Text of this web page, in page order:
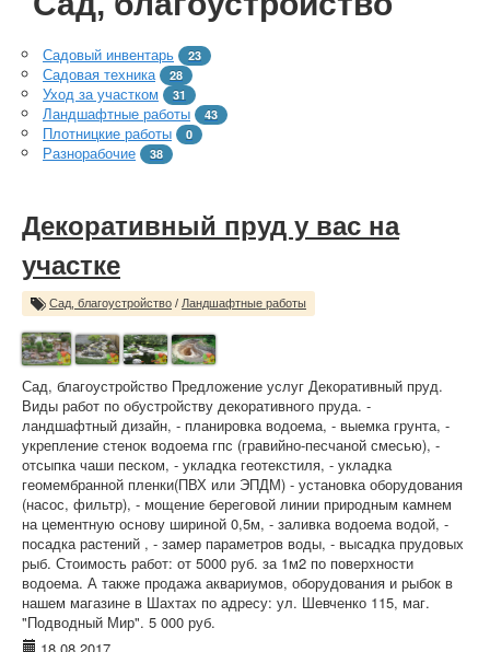
Садовый инвентарь 23
Садовая техника 28
Уход за участком 31
Ландшафтные работы 43
Плотницкие работы 0
Разнорабочие 38
Декоративный пруд у вас на
участке
Сад, благоустройство / Ландшафтные работы
Сад, благоустройство Предложение услуг Декоративный пруд.
Виды работ по обустройству декоративного пруда. -
ландшафтный дизайн, - планировка водоема, - выемка грунта, -
укрепление стенок водоема гпс (гравийно-песчаной смесью), -
отсыпка чаши песком, - укладка геотекстиля, - укладка
геомембранной пленки(ПВХ или ЭПДМ) - установка оборудования
(насос, фильтр), - мощение береговой линии природным камнем
на цементную основу шириной 0,5м, - заливка водоема водой, -
посадка растений , - замер параметров воды, - высадка прудовых
рыб. Стоимость работ: от 5000 руб. за 1м2 по поверхности
водоема. А также продажа аквариумов, оборудования и рыбок в
нашем магазине в Шахтах по адресу: ул. Шевченко 115, маг.
"Подводный Мир". 5 000 руб.